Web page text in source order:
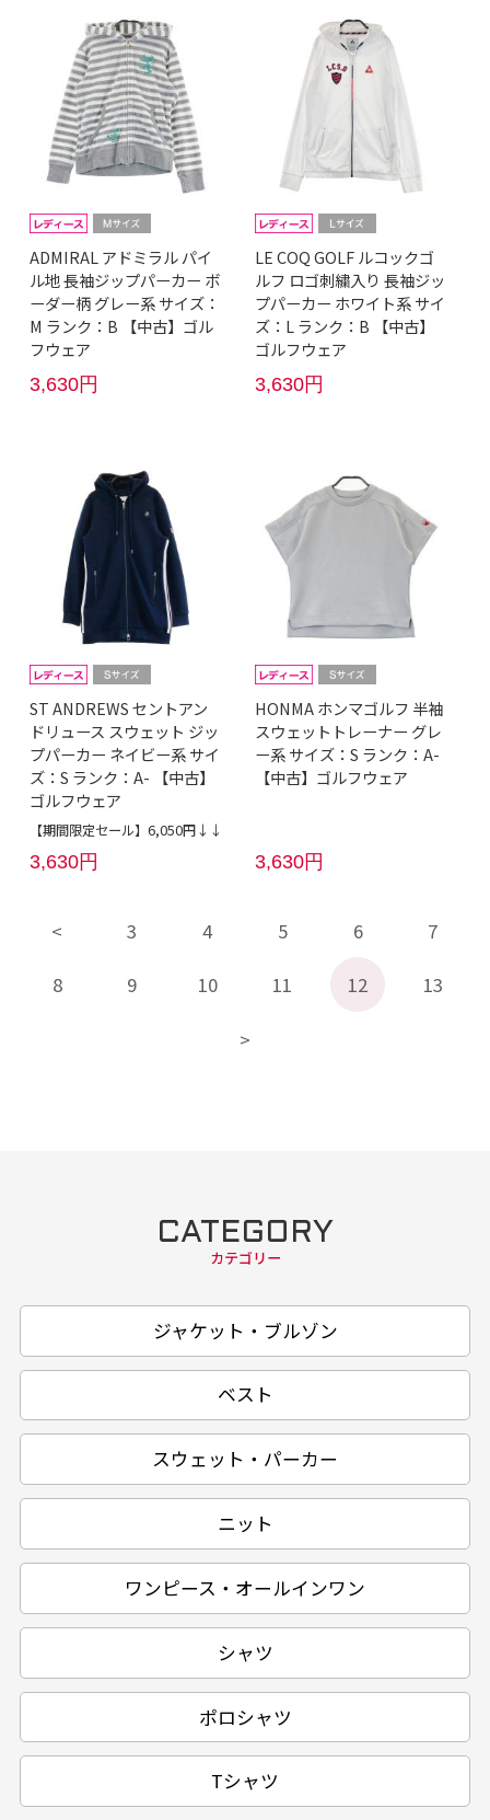
ADMIRAL アドミラル パイ
ル地 長袖ジップパーカー ボ
ーダー柄 グレー系 サイズ：
M ランク：B 【中古】ゴル
フウェア
3,630円
LE COQ GOLF ルコックゴ
ルフ ロゴ刺繍入り 長袖ジッ
プパーカー ホワイト系 サイ
ズ：L ランク：B 【中古】
ゴルフウェア
3,630円
ST ANDREWS セントアン
ドリュース スウェット ジッ
プパーカー ネイビー系 サイ
ズ：S ランク：A- 【中古】
ゴルフウェア
【期間限定セール】6,050円↓↓
3,630円
HONMA ホンマゴルフ 半袖
スウェットトレーナー グレ
ー系 サイズ：S ランク：A-
【中古】ゴルフウェア
3,630円
3 4 5 6 7
8 9 10 11 12 13
CATEGORY
カテゴリー
ジャケット・ブルゾン
ベスト
スウェット・パーカー
ニット
ワンピース・オールインワン
シャツ
ポロシャツ
Tシャツ